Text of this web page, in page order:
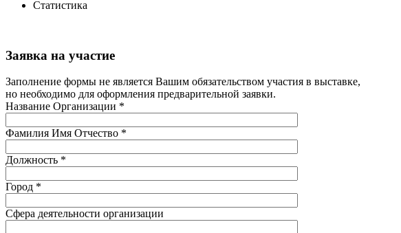
Статистика
Заявка на участие
Заполнение формы не является Вашим обязательством участия в выставке,
но необходимо для оформления предварительной заявки.
Название Организации *
Фамилия Имя Отчество *
Должность *
Город *
Сфера деятельности организации